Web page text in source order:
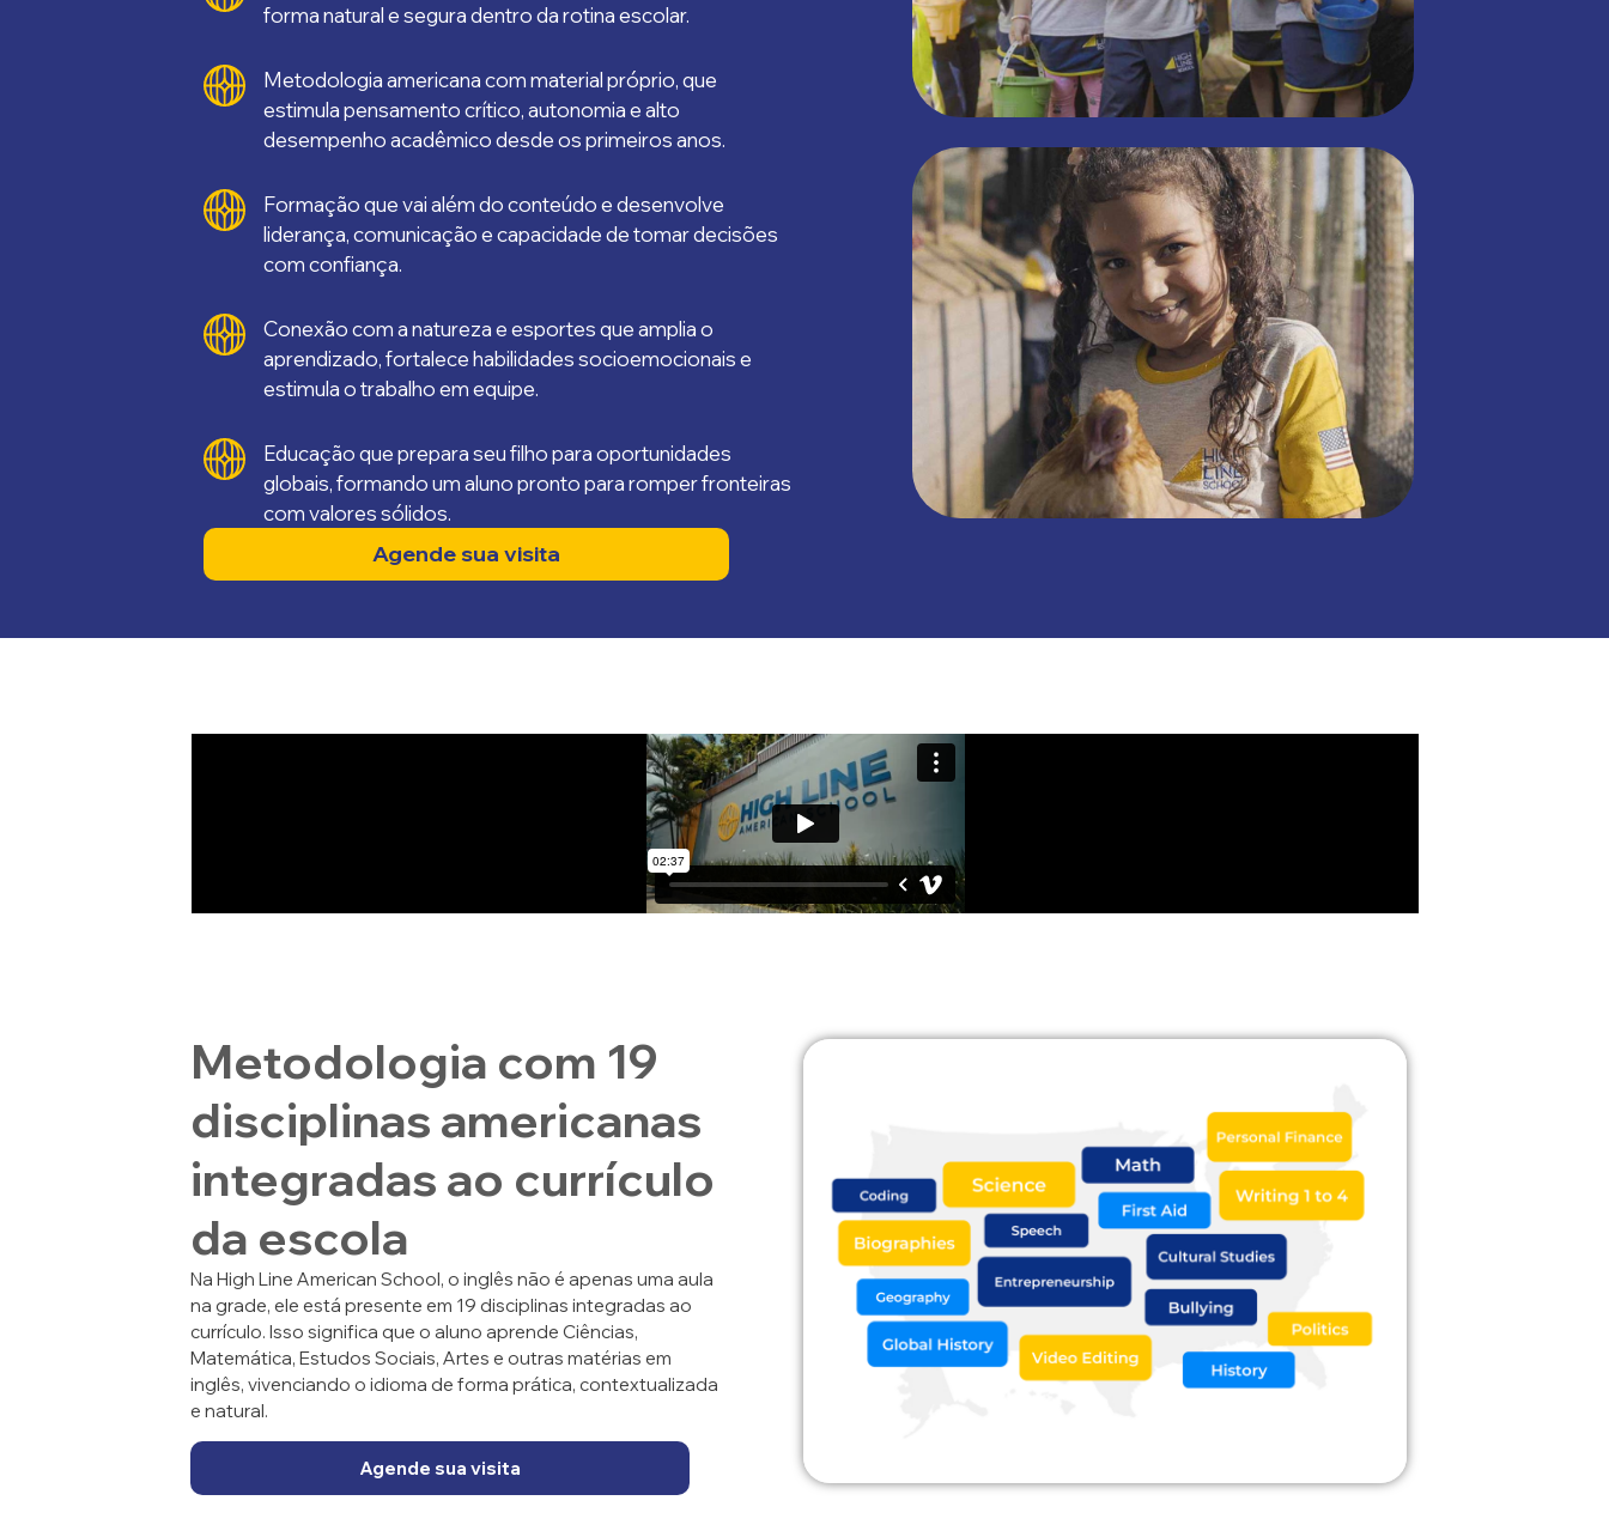
forma natural e segura dentro da rotina escolar.
Metodologia americana com material próprio, que
estimula pensamento crítico, autonomia e alto
desempenho acadêmico desde os primeiros anos.
Formação que vai além do conteúdo e desenvolve
liderança, comunicação e capacidade de tomar decisões
com confiança.
Conexão com a natureza e esportes que amplia o
aprendizado, fortalece habilidades socioemocionais e
estimula o trabalho em equipe.
Educação que prepara seu filho para oportunidades
globais, formando um aluno pronto para romper fronteiras
com valores sólidos.
Agende sua visita
Metodologia com 19
disciplinas americanas
integradas ao currículo
da escola
Na High Line American School, o inglês não é apenas uma aula
na grade, ele está presente em 19 disciplinas integradas ao
currículo. Isso significa que o aluno aprende Ciências,
Matemática, Estudos Sociais, Artes e outras matérias em
inglês, vivenciando o idioma de forma prática, contextualizada
e natural.
Agende sua visita